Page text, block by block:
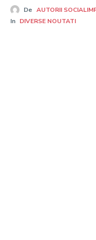
De AUTORII
In DIVERSE NOUTATI